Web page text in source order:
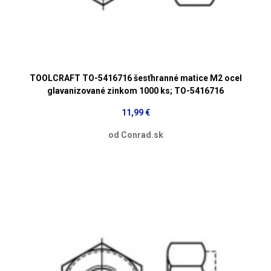
TOOLCRAFT TO-5416716 šesťhranné matice M2 ocel
glavanizované zinkom 1000 ks; TO-5416716
11,99 €
od Conrad.sk